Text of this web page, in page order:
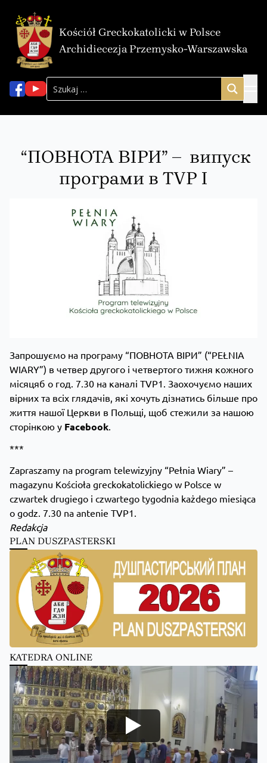
Kościół Greckokatolicki w Polsce
Archidiecezja Przemysko-Warszawska
“ПОВНОТА ВІРИ” – випуск
програми в TVP І
Запрошуємо на програму “ПОВНОТА ВІРИ” (“PEŁNIA
WIARY”) в четвер другого і четвертого тижня кожного
місяцяб о год. 7.30 на каналі TVP1. Заохочуємо наших
вірних та всіх глядачів, які хочуть дізнатись більше про
життя нашої Церкви в Польщі, щоб стежили за нашою
сторінкою у Facebook.
***
Zapraszamy na program telewizyjny “Pełnia Wiary” –
magazynu Kościoła greckokatolickiego w Polsce w
czwartek drugiego i czwartego tygodnia każdego miesiąca
o godz. 7.30 na antenie TVP1​.
Redakcja
PLAN DUSZPASTERSKI
KATEDRA ONLINE